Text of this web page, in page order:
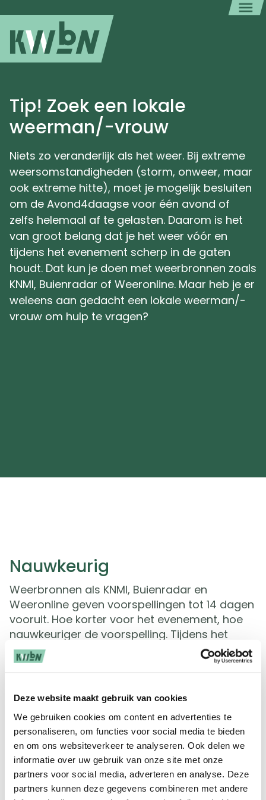
Deze website maakt gebruik van cookies
We gebruiken cookies om content en advertenties te
personaliseren, om functies voor social media te bieden
en om ons websiteverkeer te analyseren. Ook delen we
informatie over uw gebruik van onze site met onze
partners voor social media, adverteren en analyse. Deze
partners kunnen deze gegevens combineren met andere
Tip! Zoek een lokale
weerman/-vrouw
Niets zo veranderlijk als het weer. Bij extreme
weersomstandigheden (storm, onweer, maar
ook extreme hitte), moet je mogelijk besluiten
om de Avond4daagse voor één avond of
zelfs helemaal af te gelasten. Daarom is het
van groot belang dat je het weer vóór en
tijdens het evenement scherp in de gaten
houdt. Dat kun je doen met weerbronnen zoals
KNMI, Buienradar of Weeronline. Maar heb je er
weleens aan gedacht een lokale weerman/-
vrouw om hulp te vragen?
Nauwkeurig
Weerbronnen als KNMI, Buienradar en
Weeronline geven voorspellingen tot 14 dagen
vooruit. Hoe korter voor het evenement, hoe
nauwkeuriger de voorspelling. Tijdens het
evenement kun je die zelfs per uur volgen.
Maar zoals gezegd: niets veranderlijker dan
lokale weerman/-vrouw te vragen je tijdens
regionale en lokale media wie er actief zijn
binnen jouw regio. Wellicht willen zij jou helpen
of kunnen ze jou verder verwijzen.
Handboek